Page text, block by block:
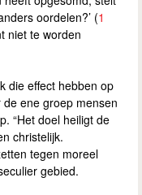
oordelen?’ (1
niet te worden
die effect hebben op
ene groep mensen
“Het doel heiligt de
christelijk.
tegen moreel
gebied.